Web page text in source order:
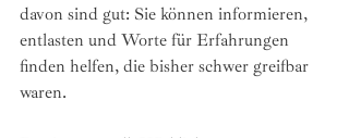
davon sind gut: Sie können informieren,
entlasten und Worte für Erfahrungen
finden helfen, die bisher schwer greifbar
waren.